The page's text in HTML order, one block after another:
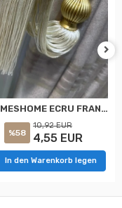
NİVEMESHOME ECRU FRANSENDECKEN SAMMELARMBRANCH
%58
10,92 EUR
4,55 EUR
In den Warenkorb legen